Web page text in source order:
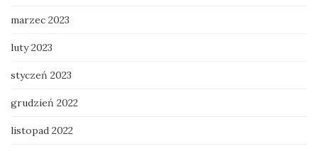
marzec 2023
luty 2023
styczeń 2023
grudzień 2022
listopad 2022